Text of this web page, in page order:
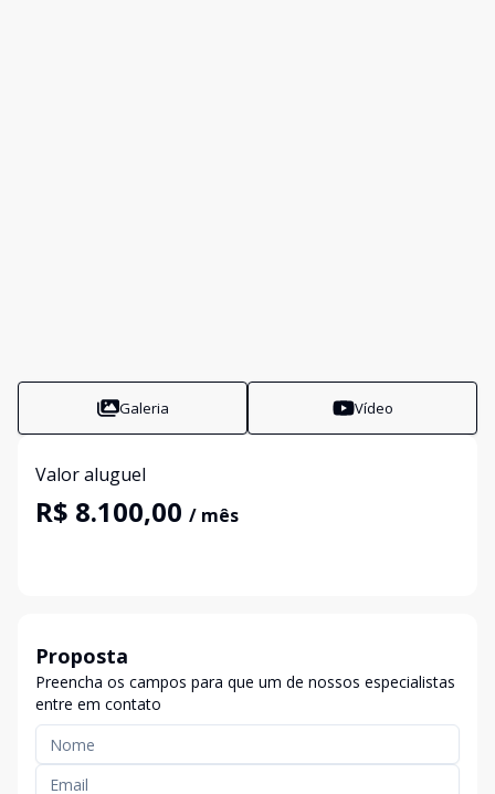
Galeria Vídeo
Valor aluguel
R$ 8.100,00 / mês
Proposta
Preencha os campos para que um de nossos especialistas
entre em contato